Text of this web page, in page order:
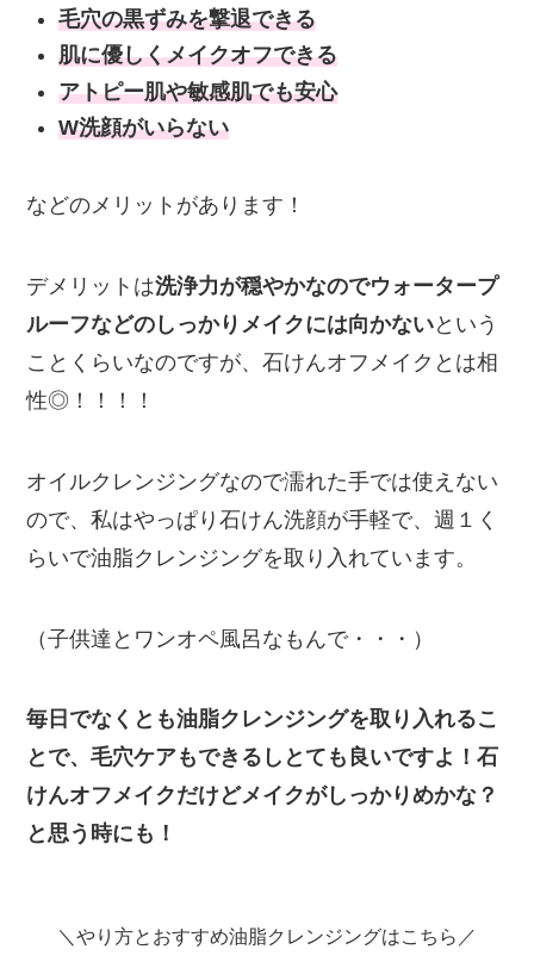
毛穴の黒ずみを撃退できる
肌に優しくメイクオフできる
アトピー肌や敏感肌でも安心
W洗顔がいらない
などのメリットがあります！
デメリットは洗浄力が穏やかなのでウォータープ
ルーフなどのしっかりメイクには向かないという
ことくらいなのですが、石けんオフメイクとは相
性◎！！！！
オイルクレンジングなので濡れた手では使えない
ので、私はやっぱり石けん洗顔が手軽で、週１く
らいで油脂クレンジングを取り入れています。
（子供達とワンオペ風呂なもんで・・・）
毎日でなくとも油脂クレンジングを取り入れるこ
とで、毛穴ケアもできるしとても良いですよ！石
けんオフメイクだけどメイクがしっかりめかな？
と思う時にも！
＼やり方とおすすめ油脂クレンジングはこちら／